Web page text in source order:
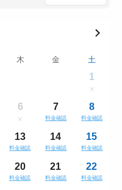
木 金 土
1
6 7
料金確認
8
料金確認
13
料金確認
14
料金確認
15
料金確認
20
料金確認
21
料金確認
22
料金確認